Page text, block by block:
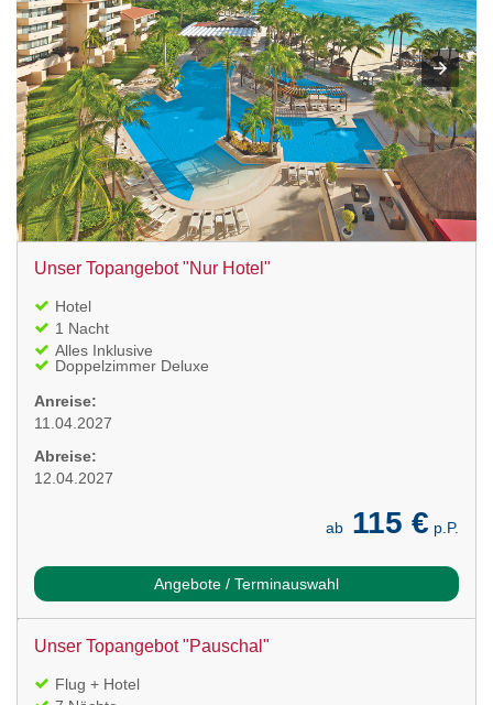
Unser Topangebot "Nur Hotel"
Hotel
1 Nacht
Alles Inklusive
Doppelzimmer Deluxe
Anreise:
11.04.2027
Abreise:
12.04.2027
ab 115 € p.P.
Angebote / Terminauswahl
Unser Topangebot "Pauschal"
Flug + Hotel